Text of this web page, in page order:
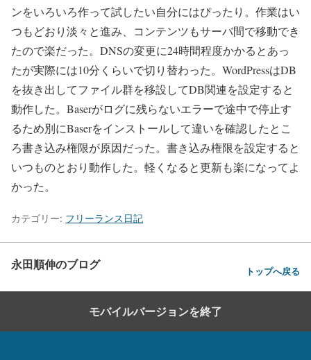
ンをいろいろ作って試したい自分にはぴったり。作業はい
つもどおり淡々と進み、コンテンツもサーバ間で移動でき
たので楽だった。DNSの変更に24時間程度かかるとあっ
たが実際には10分くらいで切り替わった。WordPressはDB
を抜き出してファイル群を移設してDB関連を設定すると
動作した。Baserがログに残らないエラーで途中で停止す
るため別にBaserをインストールして違いを確認したとこ
ろ書き込み権限が原因だった。書き込み権限を設定すると
いつものとおり動作した。軽くなると更新も楽になってよ
かった。
カテゴリー: フリーランス日記
永田順伸のブログ トップへ戻る
モバイルバージョンを終了